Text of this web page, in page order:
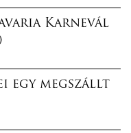
Karnevál
egy megszállt